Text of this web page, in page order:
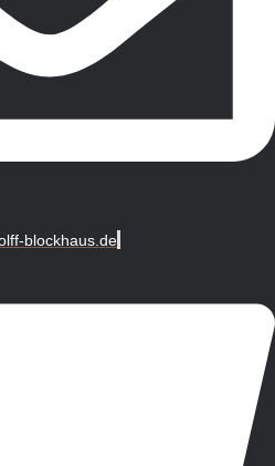
blockhaus.de